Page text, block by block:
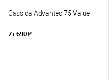
Cassida Advantec 75 Value
27 690 ₽